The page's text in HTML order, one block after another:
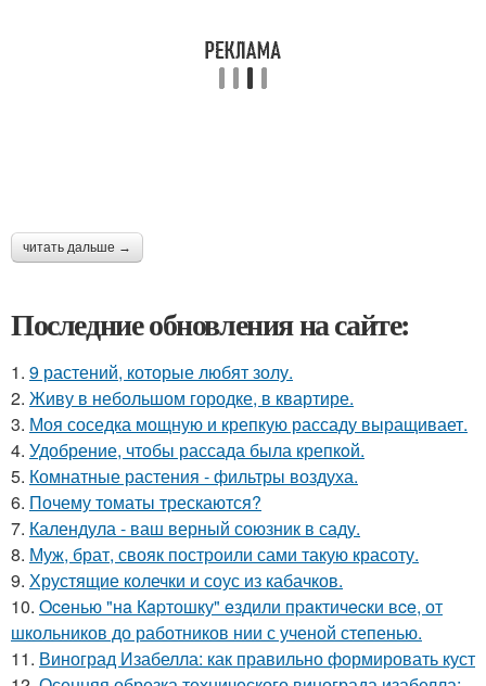
читать дальше →
Последние обновления на сайте:
1. 9 растений, которые любят золу.
2. Живу в небольшом городке, в квартире.
3. Моя соседка мощную и крепкую рассаду выращивает.
4. Удобрение, чтобы рассада была крепкoй.
5. Комнатные растения - фильтры воздуха.
6. Почему томаты трескаются?
7. Календула - ваш верный союзник в саду.
8. Муж, брат, свояк построили сами такую красоту.
9. Хрустящие колечки и соус из кабачков.
10. Oceнью "нa Кapтошку" eздили пpaктичecки вce, от
школьников до работников нии с ученой степенью.
11. Виноград Изабелла: как правильно формировать куст